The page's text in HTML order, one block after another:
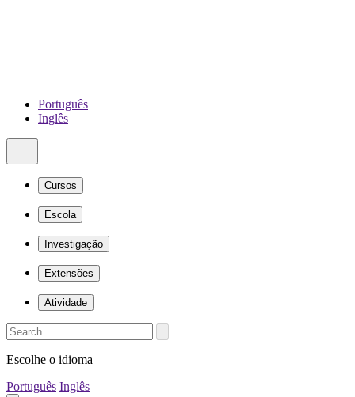
Português
Inglês
Cursos
Escola
Investigação
Extensões
Atividade
Escolhe o idioma
Português Inglês